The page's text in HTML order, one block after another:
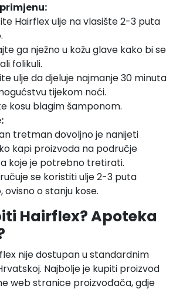
Hairflex ulje na vlasište 2-3 puta
ga nježno u kožu glave kako bi se
folikuli.
ulje da djeluje najmanje 30 minuta
tijekom noći.
kosu blagim šamponom.
tretman dovoljno je nanijeti
kapi proizvoda na područje
koje je potrebno tretirati.
se koristiti ulje 2-3 puta
ovisno o stanju kose.
Hairflex? Apoteka
nije dostupan u standardnim
Najbolje je kupiti proizvod
web stranice proizvođača, gdje